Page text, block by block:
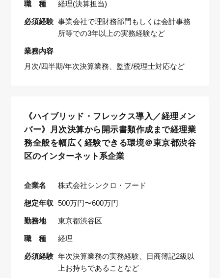
職 種 経理(決算担当)
必須経験 事業会社で理財務部門もしくは会計事務
所等での3年以上の実務経験など
業務内容
月次/四半期/年次決算業務、監査/税理士対応など
《ハイブリッド・フレックス導入／経理メン
バー》月次決算から開示書類作成まで経理業
務全般を幅広く経験できる環境＠東京都渋谷
区のインターネット系企業
企業名 株式会社シンクロ・フード
想定年収 500万円〜600万円
勤務地 東京都渋谷区
職 種 経理
必須経験 年次決算業務の実務経験、日商簿記2級以
上お持ちであることなど